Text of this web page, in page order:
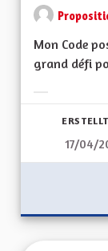
Mon Code
grand défi
17/04/